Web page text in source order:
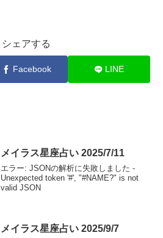
シェアする
Facebook LINE
メイラス星座占い 2025/7/11
エラー: JSONの解析に失敗しました -
Unexpected token '#', "#NAME?" is not
valid JSON
メイラス星座占い 2025/9/7